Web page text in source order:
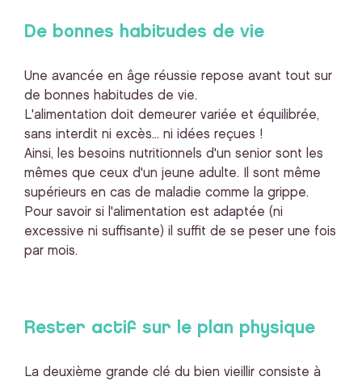
De bonnes habitudes de vie
Une avancée en âge réussie repose avant tout sur
de bonnes habitudes de vie.
L'alimentation doit demeurer variée et équilibrée,
sans interdit ni excès... ni idées reçues !
Ainsi, les besoins nutritionnels d'un senior sont les
mêmes que ceux d'un jeune adulte. Il sont même
supérieurs en cas de maladie comme la grippe.
Pour savoir si l'alimentation est adaptée (ni
excessive ni suffisante) il suffit de se peser une fois
par mois.
Rester actif sur le plan physique
La deuxième grande clé du bien vieillir consiste à